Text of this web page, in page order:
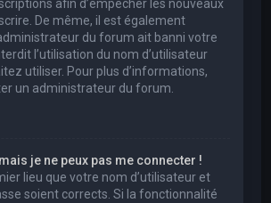
afin d’empêcher les nouveaux
De même, il est également
du forum ait banni votre
l’utilisation du nom d’utilisateur
utiliser. Pour plus d’informations,
un administrateur du forum.
je ne peux pas me connecter !
lieu que votre nom d’utilisateur et
soient corrects. Si la fonctionnalité